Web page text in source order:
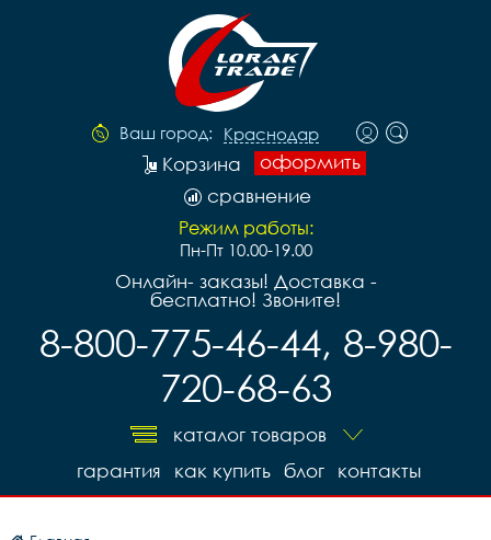
Ваш город: Краснодар
оформить
Корзина
сравнение
Режим работы:
Пн-Пт 10.00-19.00
Онлайн- заказы! Доставка -
бесплатно! Звоните!
8-800-775-46-44, 8-980-
720-68-63
каталог товаров
контакты
блог
как купить
гарантия